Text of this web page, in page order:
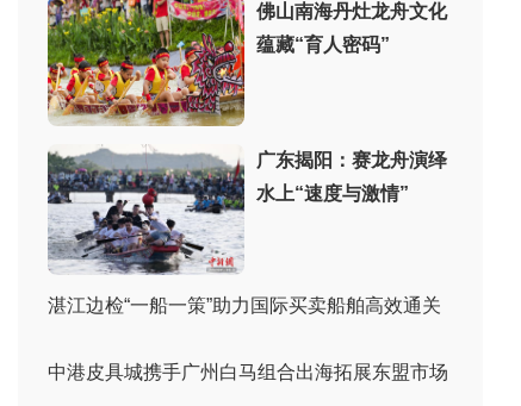
佛山南海丹灶龙舟文化
蕴藏“育人密码”
广东揭阳：赛龙舟演绎
水上“速度与激情”
湛江边检“一船一策”助力国际买卖船舶高效通关
中港皮具城携手广州白马组合出海拓展东盟市场